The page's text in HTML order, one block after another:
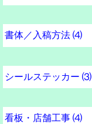
名入れ木札
書体／入稿方法 ⑷
書体見本
家紋見本
ラフ原稿入稿
デジタル原稿入稿
シールステッカー ⑶
ｶｯﾃｨﾝｸﾞｼｰﾄ切文字
倉庫／小屋名入れ
ベイビーインカー
看板・店舗工事 ⑷